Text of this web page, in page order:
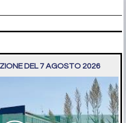
DEL 7 AGOSTO 2026